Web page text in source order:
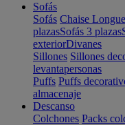
Sofás
Sofás Chaise Longue
plazasSofás 3 plazas
exteriorDivanes
Sillones Sillones
levantapersonas
Puffs Puffs
almacenaje
Descanso
Colchones Packs